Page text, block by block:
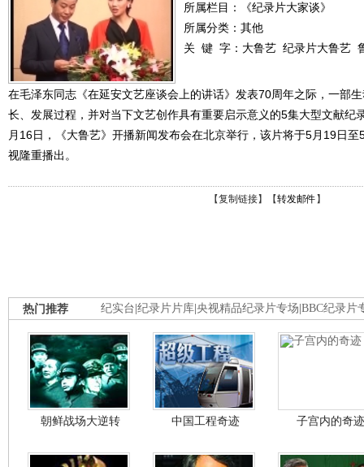
所属栏目：
《纪录片大家谈》
所属分类：其他
关 键 字： 大鲁艺 纪录片大鲁艺
在毛泽东同志《在延安文艺座谈会上的讲话》发表70周年之际，一部
长、发展过程，并对当下文艺创作具有重要启示意义的5集大型文献纪
月16日，《大鲁艺》开播新闻发布会在北京举行，该片将于5月19日
视隆重播出。
【复制链接】【转发邮件 】
纪实台 纪录片片库 央视精品纪录片专场 BBC纪录片
热门推荐
朝鲜战场大逆转 中国工程奇迹 子宫内的奇迹